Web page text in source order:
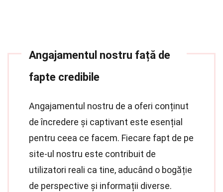
Angajamentul nostru față de
fapte credibile
Angajamentul nostru de a oferi conținut
de încredere și captivant este esențial
pentru ceea ce facem. Fiecare fapt de pe
site-ul nostru este contribuit de
utilizatori reali ca tine, aducând o bogăție
de perspective și informații diverse.